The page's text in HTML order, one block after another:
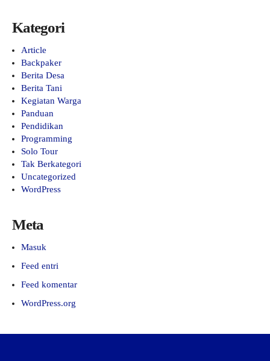
Kategori
Article
Backpaker
Berita Desa
Berita Tani
Kegiatan Warga
Panduan
Pendidikan
Programming
Solo Tour
Tak Berkategori
Uncategorized
WordPress
Meta
Masuk
Feed entri
Feed komentar
WordPress.org